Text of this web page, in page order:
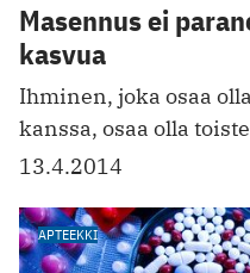
Masennus ei
kasvua
Ihminen, joka osaa
kanssa, osaa olla
13.4.2014
APTEEKKI